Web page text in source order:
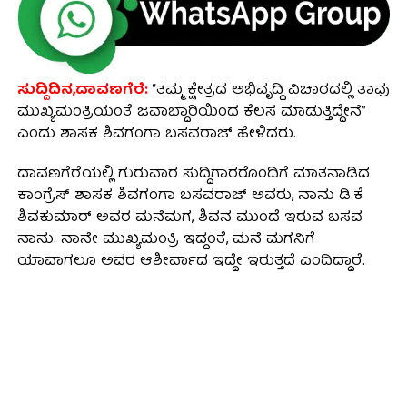
ಸುದ್ದಿದಿನ,ದಾವಣಗೆರೆ:“ತಮ್ಮ ಕ್ಷೇತ್ರದ ಅಭಿವೃದ್ಧಿ ವಿಚಾರದಲ್ಲಿ ತಾವು
ಮುಖ್ಯಮಂತ್ರಿಯಂತೆ ಜವಾಬ್ದಾರಿಯಿಂದ ಕೆಲಸ ಮಾಡುತ್ತಿದ್ದೇನೆ”
ಎಂದು ಶಾಸಕ ಶಿವಗಂಗಾ ಬಸವರಾಜ್ ಹೇಳಿದರು.
ದಾವಣಗೆರೆಯಲ್ಲಿ ಗುರುವಾರ ಸುದ್ದಿಗಾರರೊಂದಿಗೆ ಮಾತನಾಡಿದ
ಕಾಂಗ್ರೆಸ್ ಶಾಸಕ ಶಿವಗಂಗಾ ಬಸವರಾಜ್ ಅವರು, ನಾನು ಡಿ.ಕೆ
ಶಿವಕುಮಾರ್‌ ಅವರ ಮನೆಮಗ, ಶಿವನ ಮುಂದೆ ಇರುವ ಬಸವ
ನಾನು. ನಾನೇ ಮುಖ್ಯಮಂತ್ರಿ ಇದ್ದಂತೆ, ಮನೆ ಮಗನಿಗೆ
ಯಾವಾಗಲೂ ಅವರ ಆಶೀರ್ವಾದ ಇದ್ದೇ ಇರುತ್ತದೆ ಎಂದಿದ್ದಾರೆ.